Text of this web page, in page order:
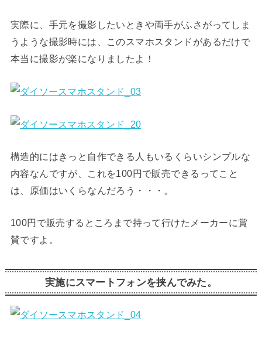
実際に、手元を撮影したいときや両手がふさがってしま
うような撮影時には、このスマホスタンドがあるだけで
本当に撮影が楽になりましたよ！
構造的にはきっと自作できる人もいるくらいシンプルな
内容なんですが、これを100円で販売できるってこと
は、原価はいくらなんだろう・・・。
100円で販売するところまで持って行けたメーカーに賞
賛ですよ。
実施にスマートフォンを挟んでみた。